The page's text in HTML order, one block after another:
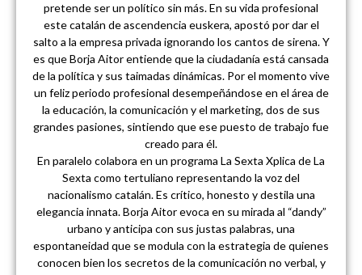
pretende ser un político sin más. En su vida profesional
este catalán de ascendencia euskera, apostó por dar el
salto a la empresa privada ignorando los cantos de sirena. Y
es que Borja Aitor entiende que la ciudadanía está cansada
de la política y sus taimadas dinámicas. Por el momento vive
un feliz periodo profesional desempeñándose en el área de
la educación, la comunicación y el marketing, dos de sus
grandes pasiones, sintiendo que ese puesto de trabajo fue
creado para él.
En paralelo colabora en un programa La Sexta Xplica de La
Sexta como tertuliano representando la voz del
nacionalismo catalán. Es crítico, honesto y destila una
elegancia innata. Borja Aitor evoca en su mirada al “dandy”
urbano y anticipa con sus justas palabras, una
espontaneidad que se modula con la estrategia de quienes
conocen bien los secretos de la comunicación no verbal, y